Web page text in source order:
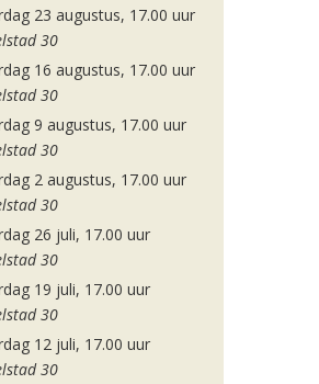
23 augustus, 17.00 uur
30
16 augustus, 17.00 uur
30
9 augustus, 17.00 uur
30
2 augustus, 17.00 uur
30
26 juli, 17.00 uur
30
19 juli, 17.00 uur
30
12 juli, 17.00 uur
30